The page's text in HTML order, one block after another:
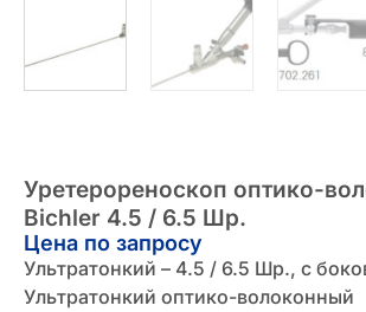
Уретерореноскоп оптико-
Bichler 4.5 / 6.5 Шр.
Цена по запросу
Ультратонкий – 4.5 / 6.5 Шр., с
Ультратонкий оптико-волоконный